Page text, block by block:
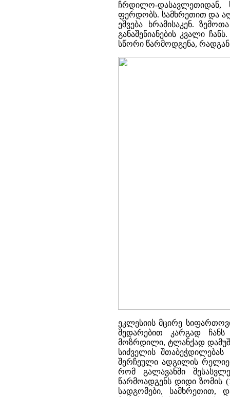
ჩრდილო-დასავლეთიდან,
ფერდობს. სამხრეთით და
ეშვება ხრამისაკენ.
განაშენიანების კვალი
სწორი წარმოდგენა,
ეკლესიის მცირე
შედარებით კარგად
მოზრდილი, ტლანქად
სიძველის
შერჩეული ადგილის
რომ გალავანში
წარმოადგენს დიდი ზომის
სადგომები,